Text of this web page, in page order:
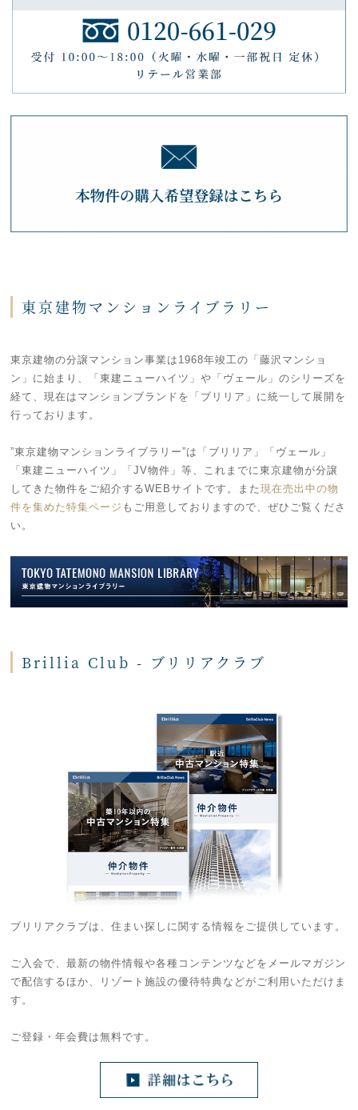
東京建物マンションライブラリー
東京建物の分譲マンション事業は1968年竣工の「藤沢マンショ
ン」に始まり、「東建ニューハイツ」や「ヴェール」のシリーズを
経て、現在はマンションブランドを「ブリリア」に統一して展開を
行っております。
”東京建物マンションライブラリー”は「ブリリア」「ヴェール」
「東建ニューハイツ」「JV物件」等、これまでに東京建物が分譲
してきた物件をご紹介するWEBサイトです。また現在売出中の物
件を集めた特集ページ もご用意しておりますので、ぜひご覧くださ
い。
Brillia Club - ブリリアクラブ
ブリリアクラブは、住まい探しに関する情報をご提供しています。
ご入会で、最新の物件情報や各種コンテンツなどをメールマガジン
で配信するほか、リゾート施設の優待特典などがご利用いただけま
す。
ご登録・年会費は無料です。